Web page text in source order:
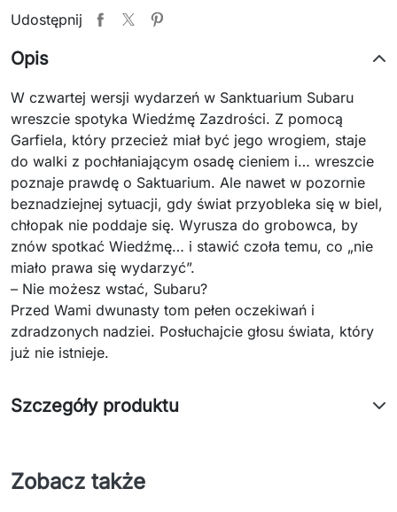
Udostępnij
Opis
W czwartej wersji wydarzeń w Sanktuarium Subaru
wreszcie spotyka Wiedźmę Zazdrości. Z pomocą
Garfiela, który przecież miał być jego wrogiem, staje
do walki z pochłaniającym osadę cieniem i… wreszcie
poznaje prawdę o Saktuarium. Ale nawet w pozornie
beznadziejnej sytuacji, gdy świat przyobleka się w biel,
chłopak nie poddaje się. Wyrusza do grobowca, by
znów spotkać Wiedźmę… i stawić czoła temu, co „nie
miało prawa się wydarzyć”.
– Nie możesz wstać, Subaru?
Przed Wami dwunasty tom pełen oczekiwań i
zdradzonych nadziei. Posłuchajcie głosu świata, który
już nie istnieje.
Szczegóły produktu
Zobacz także